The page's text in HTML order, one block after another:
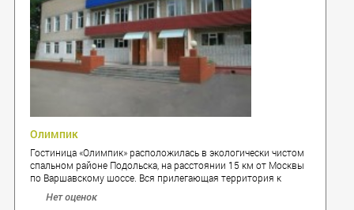
Олимпик
Гостиница «Олимпик» расположилась в экологически чистом
спальном районе Подольска, на расстоянии 15 км от Москвы
по Варшавскому шоссе. Вся прилегающая территория к
имеется площадка для стоянки и парковки автотранспорта.
Нет оценок